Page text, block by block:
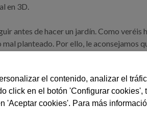
en 3D.
antes de hacer un jardín. Como
planteado. Por ello, le aconsejamos
Polígono Industrial Camí dels Frares Tel. 973232104
el contenido, analizar el
click en el botón 'Configurar cookies',
'Aceptar cookies'. Para más